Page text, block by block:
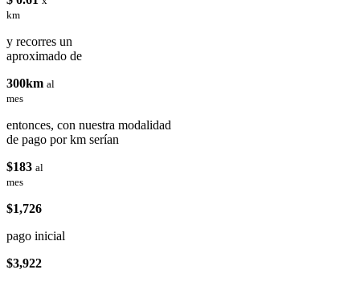
km
y recorres un
aproximado de
300km al
mes
entonces, con nuestra modalidad
de pago por km serían
$183 al
mes
$1,726
pago inicial
$3,922